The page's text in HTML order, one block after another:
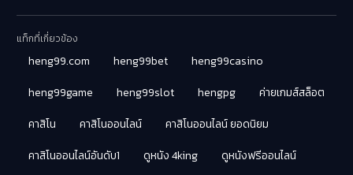
แท็กที่เกี่ยวข้อง
heng99.com heng99bet
heng99casino
heng99game
heng99slot hengpg
ค่ายเกมส์สล็อต
คาสิโน
คาสิโนออนไลน์
คาสิโนออนไลน์ ยอดนิยม
คาสิโนออนไลน์อันดับ1
ดูหนัง 4king
ดูหนังฟรีออนไลน์